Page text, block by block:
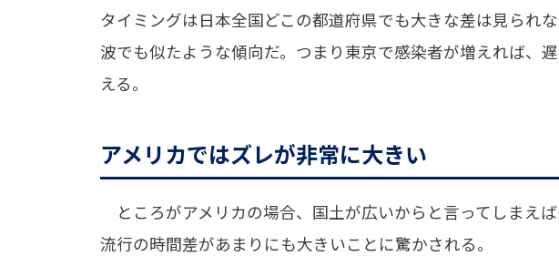
タイミングは日本全国どこの都道府県でも大きな差は見られ
波でも似たような傾向だ。つまり東京で感染者が増えれば、
える。
アメリカではズレが非常に大きい
ところがアメリカの場合、国土が広いからと言ってしまえ
流行の時間差があまりにも大きいことに驚かされる。